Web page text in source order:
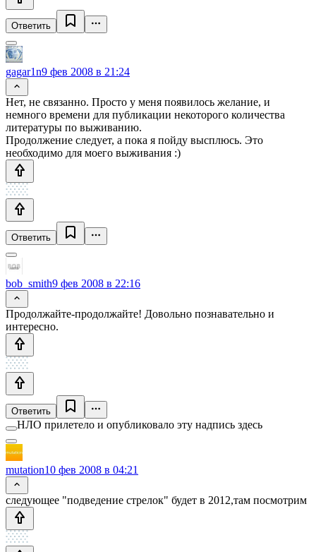
Ответить
gagar1n9 фев 2008 в 21:24
Нет, не связанно. Просто у меня появилось желание, и
немного времени для публикации некоторого количества
литературы по выживанию.
Продолжение следует, а пока я пойду высплюсь. Это
необходимо для моего выживания :)
Ответить
bob_smith9 фев 2008 в 22:16
Продолжайте-продолжайте! Довольно познавательно и
интересно.
Ответить
НЛО прилетело и опубликовало эту надпись здесь
mutation10 фев 2008 в 04:21
следующее "подведение стрелок" будет в 2012,там посмотрим